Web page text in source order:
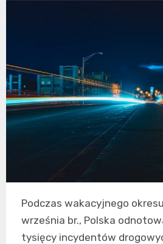
Podczas wakacyjnego
września br., Polska
tysięcy incydentów